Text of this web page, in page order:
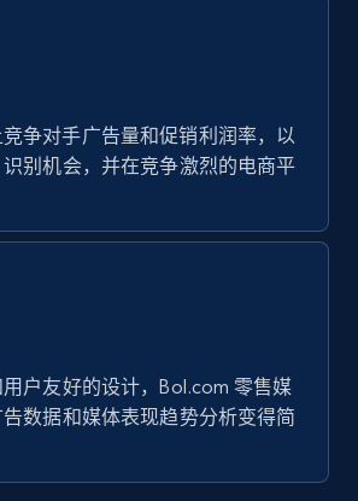
Sku, Currency, Gtin,
urls, Top reviews, and
URL
Sku, Currency, Gtin,
urls, Top reviews, and
争对手广告量和促销利润率，以
别机会，并在竞争激烈的电商平
户友好的设计，Bol.com 零售媒
数据和媒体表现趋势分析变得简